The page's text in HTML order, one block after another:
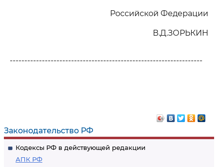
Законодательство РФ
Кодексы РФ в действующей редакции
АПК РФ
Российской Федерации
В.Д.ЗОРЬКИН
------------------------------------------------------------------